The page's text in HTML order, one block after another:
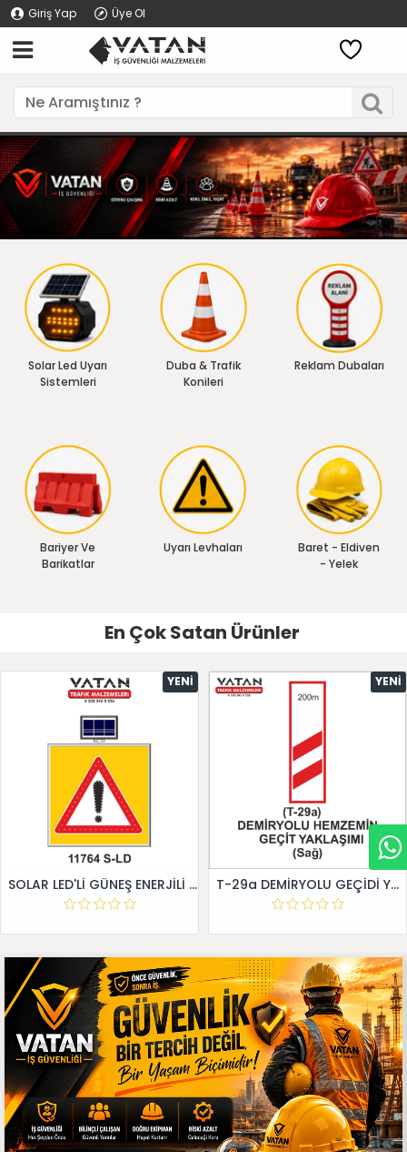
Giriş Yap Üye Ol
Solar Led Uyarı
Sistemleri
Duba & Trafik
Konileri
Reklam Dubaları
Bariyer Ve
Barikatlar
Uyarı Levhaları
Baret - Eldiven
- Yelek
En Çok Satan Ürünler
YENI
SOLAR LED'Lİ GÜNEŞ ENERJİLİ LEVHA
YENI
T-29a DEMİRYOLU GEÇİDİ YAKLAŞIM LEVHALARI (Sağ)